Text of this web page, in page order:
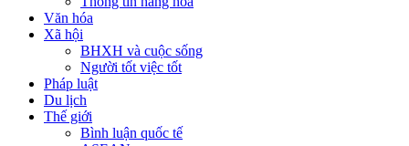
Văn hóa
Xã hội
BHXH và cuộc sống
Người tốt việc tốt
Pháp luật
Du lịch
Thế giới
Bình luận quốc tế